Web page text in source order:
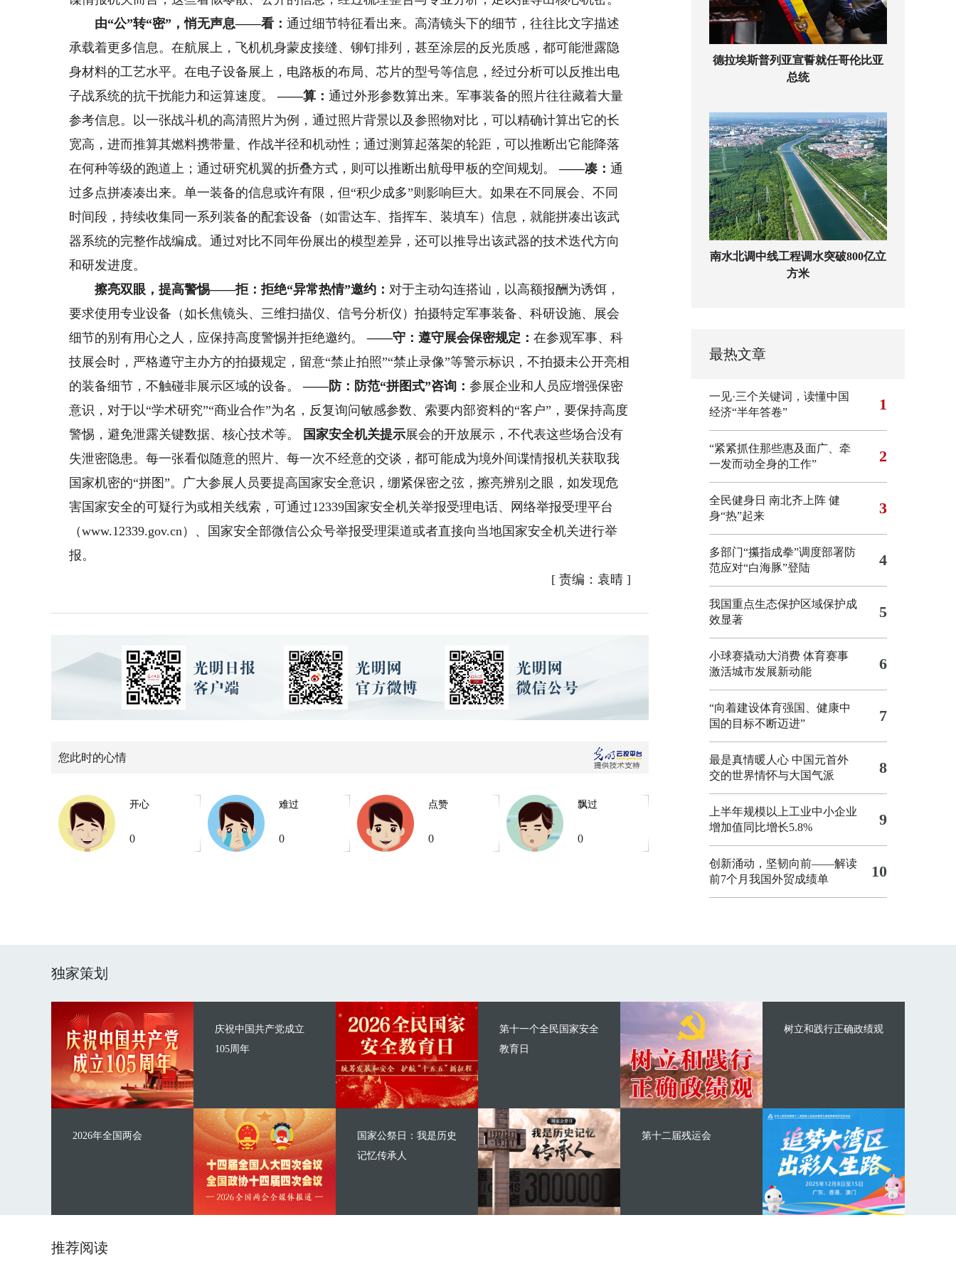
由“公”转“密”，悄无声息——看：通过细节特征看出来。高清镜头下的细节，往往比文字描述
承载着更多信息。在航展上，飞机机身蒙皮接缝、铆钉排列，甚至涂层的反光质感，都可能泄露隐
身材料的工艺水平。在电子设备展上，电路板的布局、芯片的型号等信息，经过分析可以反推出电
子战系统的抗干扰能力和运算速度。
——算：通过外形参数算出来。军事装备的照片往往藏着大量
参考信息。以一张战斗机的高清照片为例，通过照片背景以及参照物对比，可以精确计算出它的长
宽高，进而推算其燃料携带量、作战半径和机动性；通过测算起落架的轮距，可以推断出它能降落
在何种等级的跑道上；通过研究机翼的折叠方式，则可以推断出航母甲板的空间规划。
——凑：通
过多点拼凑凑出来。单一装备的信息或许有限，但“积少成多”则影响巨大。如果在不同展会、不同
时间段，持续收集同一系列装备的配套设备（如雷达车、指挥车、装填车）信息，就能拼凑出该武
器系统的完整作战编成。通过对比不同年份展出的模型差异，还可以推导出该武器的技术迭代方向
和研发进度。
擦亮双眼，提高警惕——拒：拒绝“异常热情”邀约：对于主动勾连搭讪，以高额报酬为诱饵，
要求使用专业设备（如长焦镜头、三维扫描仪、信号分析仪）拍摄特定军事装备、科研设施、展会
细节的别有用心之人，应保持高度警惕并拒绝邀约。
——守：遵守展会保密规定：在参观军事、科
技展会时，严格遵守主办方的拍摄规定，留意“禁止拍照”“禁止录像”等警示标识，不拍摄未公开亮相
的装备细节，不触碰非展示区域的设备。
——防：防范“拼图式”咨询：参展企业和人员应增强保密
意识，对于以“学术研究”“商业合作”为名，反复询问敏感参数、索要内部资料的“客户”，要保持高度
警惕，避免泄露关键数据、核心技术等。
国家安全机关提示展会的开放展示，不代表这些场合没有
失泄密隐患。每一张看似随意的照片、每一次不经意的交谈，都可能成为境外间谍情报机关获取我
国家机密的“拼图”。广大参展人员要提高国家安全意识，绷紧保密之弦，擦亮辨别之眼，如发现危
害国家安全的可疑行为或相关线索，可通过12339国家安全机关举报受理电话、网络举报受理平台
（www.12339.gov.cn）、国家安全部微信公众号举报受理渠道或者直接向当地国家安全机关进行举
报。
[ 责编：袁晴 ]
您此时的心情
开心
0
难过
0
点赞
0
飘过
0
德拉埃斯普列亚宣誓就任哥伦比亚
总统
南水北调中线工程调水突破800亿立
方米
最热文章
一见·三个关键词，读懂中国
经济“半年答卷”
1
“紧紧抓住那些惠及面广、牵
一发而动全身的工作”
2
全民健身日 南北齐上阵 健
身“热”起来
3
多部门“攥指成拳”调度部署防
范应对“白海豚”登陆
4
我国重点生态保护区域保护成
效显著
5
小球赛撬动大消费 体育赛事
激活城市发展新动能
6
“向着建设体育强国、健康中
国的目标不断迈进”
7
最是真情暖人心 中国元首外
交的世界情怀与大国气派
8
上半年规模以上工业中小企业
增加值同比增长5.8%
9
创新涌动，坚韧向前——解读
前7个月我国外贸成绩单
10
独家策划
庆祝中国共产党成立
105周年
2026年全国两会
第十一个全民国家安全
教育日
国家公祭日：我是历史
记忆传承人
树立和践行正确政绩观
第十二届残运会
推荐阅读